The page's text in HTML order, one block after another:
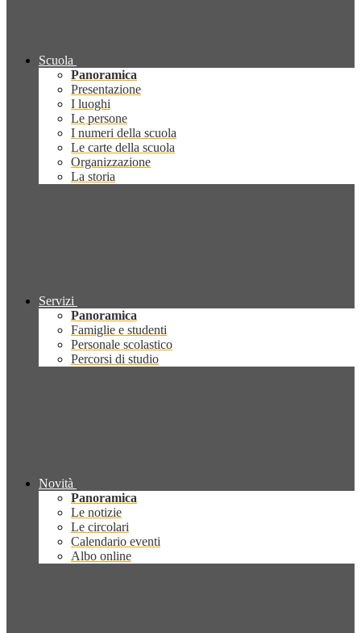
Scuola
Panoramica
Presentazione
I luoghi
Le persone
I numeri della scuola
Le carte della scuola
Organizzazione
La storia
Servizi
Panoramica
Famiglie e studenti
Personale scolastico
Percorsi di studio
Novità
Panoramica
Le notizie
Le circolari
Calendario eventi
Albo online